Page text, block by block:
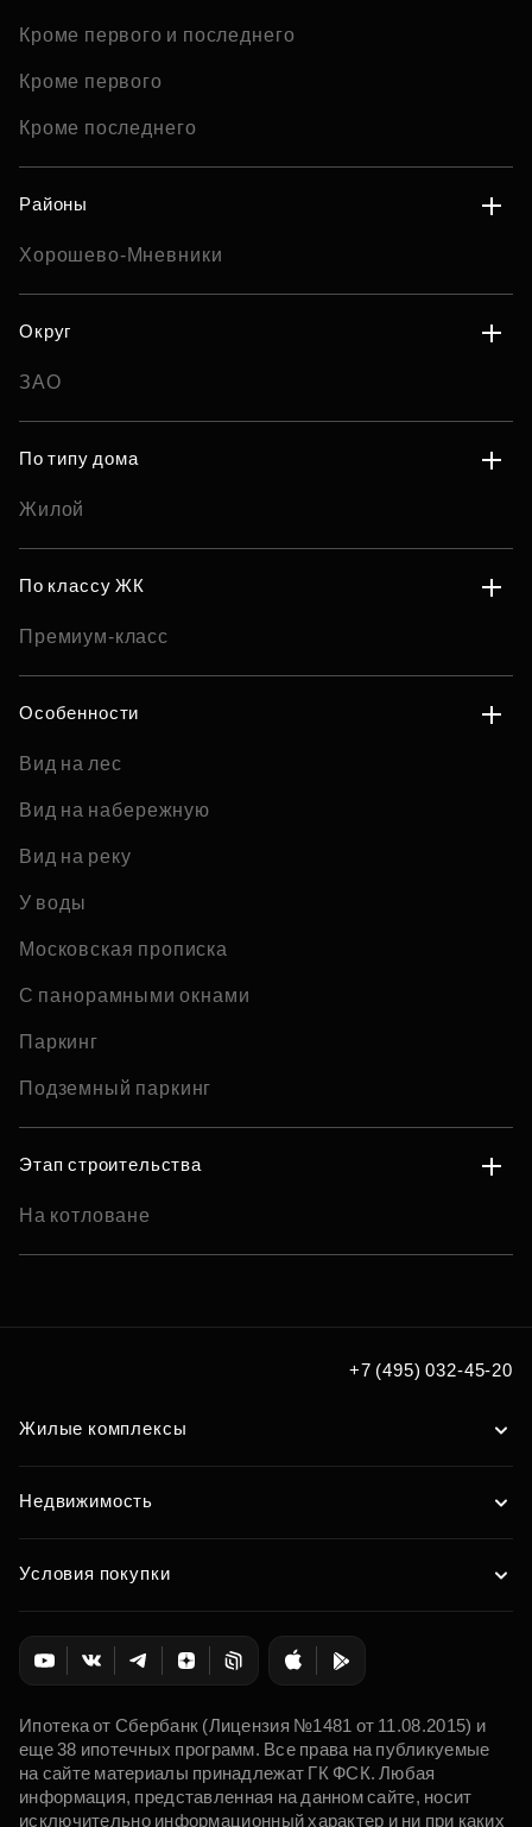
Кроме первого и последнего
Кроме первого
Кроме последнего
Районы
Хорошево-Мневники
Округ
ЗАО
По типу дома
Жилой
По классу ЖК
Премиум-класс
Особенности
Вид на лес
Вид на набережную
Вид на реку
У воды
Московская прописка
С панорамными окнами
Паркинг
Подземный паркинг
Этап строительства
На котловане
+7 (495) 032-45-20
Жилые комплексы
Недвижимость
Условия покупки
Ипотека от Сбербанк (Лицензия №1481 от 11.08.2015) и
еще 38 ипотечных программ. Все права на публикуемые
на сайте материалы принадлежат ГК ФСК. Любая
информация, представленная на данном сайте, носит
исключительно информационный характер и ни при каких